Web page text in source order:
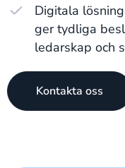
Digitala
ger tydliga
ledarskap och
Kontakta oss